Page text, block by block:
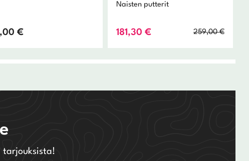
€
Naisten putterit
259,00€
181,30 €
tarjouksista!